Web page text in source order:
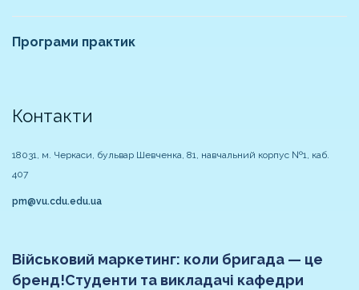
Програми практик
Контакти
18031, м. Черкаси, бульвар Шевченка, 81, навчальний корпус №1, каб.
407
pm@vu.cdu.edu.ua
Військовий маркетинг: коли бригада — це
бренд!Студенти та викладачі кафедри